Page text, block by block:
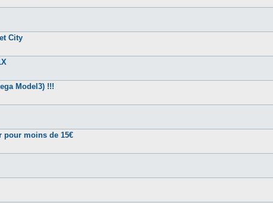
City
Model3) !!!
pour moins de 15€